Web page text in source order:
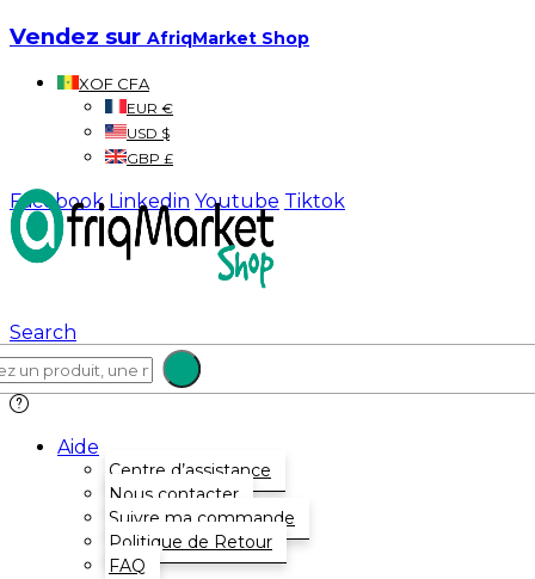
Vendez sur AfriqMarket Shop
XOF CFA
EUR €
USD $
GBP £
Facebook Linkedin Youtube Tiktok
Search
Aide
Centre d’assistance
Nous contacter
Suivre ma commande
Politique de Retour
FAQ